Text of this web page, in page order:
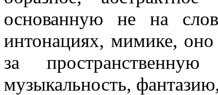
основанную не на
интонациях, мимике, оно
за
музыкальность,